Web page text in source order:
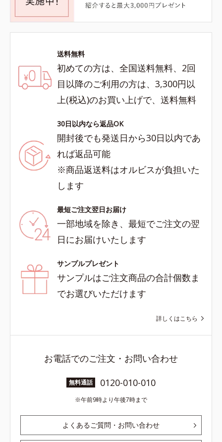
送料無料
初めての方は、全国送料無料、2回
目以降のご利用の方は、3,300円以
上(税込)のお買い上げで、送料無料
30日以内なら返品OK
開封後でも発送日から30日以内であ
れば返品可能
※商品返送料はオルビスが負担いた
します
最短ご注文翌日お届け
一部地域を除き、最短でご注文の翌
日にお届けいたします
サンプルプレゼント
サンプルはご注文商品の合計個数ま
でお選びいただけます
詳しくはこちら
お電話でのご注文・お問い合わせ
無料通話 0120-010-010
午前9時より午後7時まで
よくあるご質問・お問い合わせ